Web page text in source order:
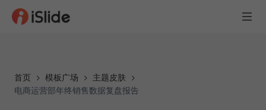
首页 模板广场
主题皮肤
电商运营部年终销售数据复盘报告